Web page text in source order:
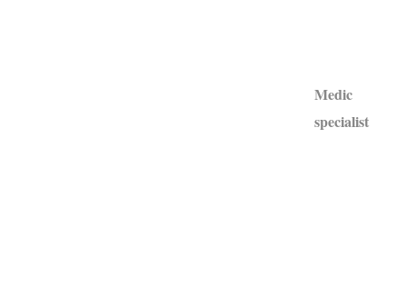
Medic
specialist